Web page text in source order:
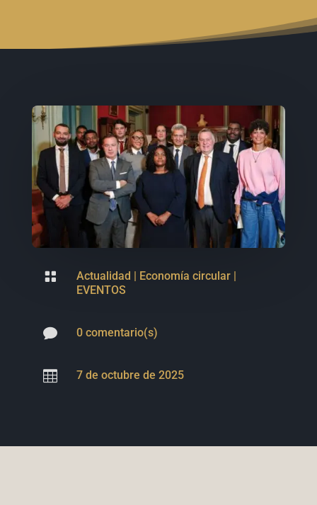
 Actualidad Economía circular|
EVENTOS
 0 comentario(s)
 7 de octubre de 2025